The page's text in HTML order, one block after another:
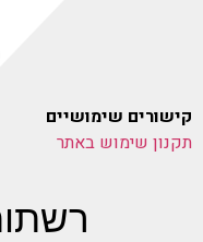
קישורים שימושיים
תקנון שימוש באתר